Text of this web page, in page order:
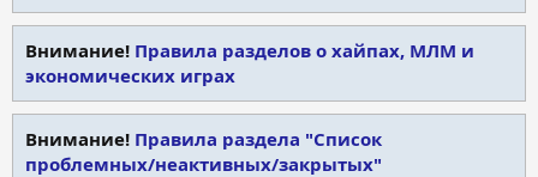
Внимание! Правила разделов о хайпах, МЛМ и
экономических играх
Внимание! Правила раздела "Список
проблемных/неактивных/закрытых"